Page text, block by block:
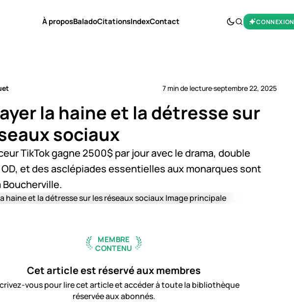
À proposBaladoCitationsIndexContact CONNEXION
7 min de lecture·septembre 22, 2025
la haine et la détresse sur
sociaux
TikTok gagne 2500$ par jour avec le drama, double
et des asclépiades essentielles aux monarques sont
MEMBRE
CONTENU
Cet article est réservé aux membres
vous pour lire cet article et accéder à toute la bibliothèque
réservée aux abonnés.